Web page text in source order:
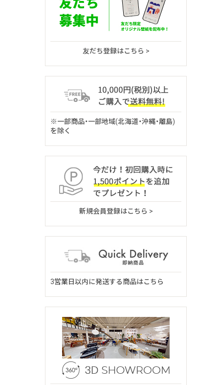
友だち登録はこちら >
※一部商品・一部地域(北海道・沖縄・離島)
を除く
新規会員登録はこちら >
3営業日以内に発送する商品はこちら